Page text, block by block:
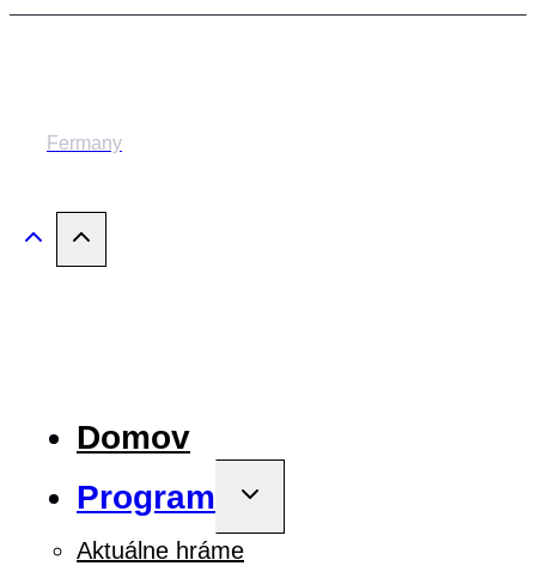
Fermany
Domov
Program
Toggle
menu
Aktuálne hráme